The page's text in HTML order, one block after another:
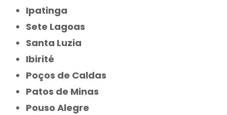
Ipatinga
Sete Lagoas
Santa Luzia
Ibirité
Poços de Caldas
Patos de Minas
Pouso Alegre